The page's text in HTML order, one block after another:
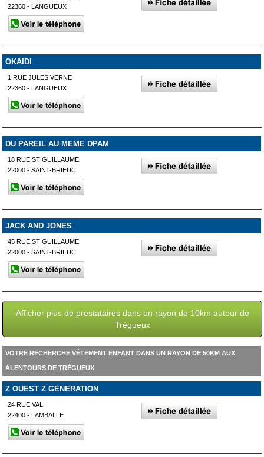
22360 - LANGUEUX
OKAIDI
1 RUE JULES VERNE
22360 - LANGUEUX
DU PAREIL AU MEME DPAM
18 RUE ST GUILLAUME
22000 - SAINT-BRIEUC
JACK AND JONES
45 RUE ST GUILLAUME
22000 - SAINT-BRIEUC
Afficher plus de prestataires dans un rayon de 10km autour de
Trégueux
VOTRE RECHERCHE VÊTEMENT ENFANT DANS UN RAYON DE 50KM AUX
ALENTOURS DE TRÉGUEUX
Z OUEST Z GENERATION
24 RUE VAL
22400 - LAMBALLE